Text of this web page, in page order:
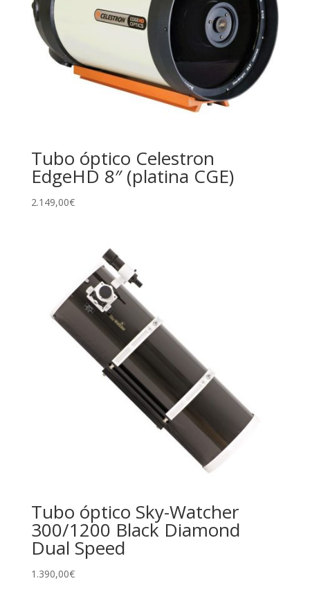
Tubo óptico Celestron
EdgeHD 8″ (platina CGE)
2.149,00€
Tubo óptico Sky-Watcher
300/1200 Black Diamond
Dual Speed
1.390,00€